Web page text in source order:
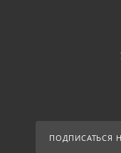
ПОДПИСАТЬСЯ